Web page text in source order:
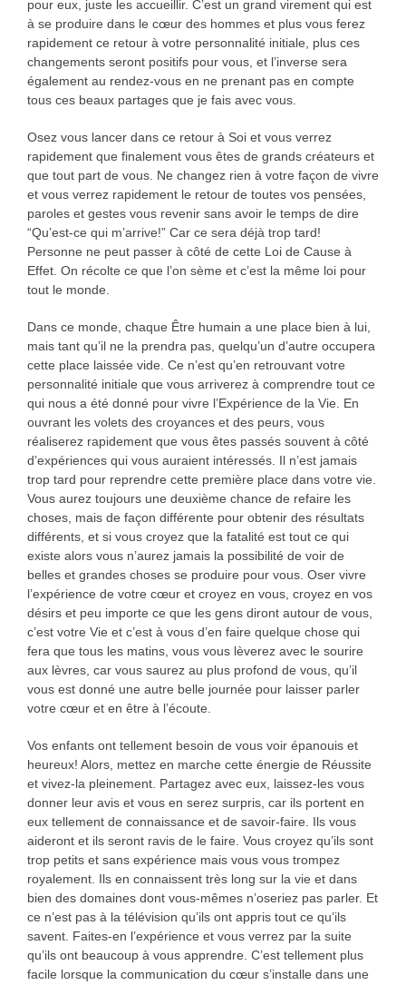
pour eux, juste les accueillir. C’est un grand virement qui est
à se produire dans le cœur des hommes et plus vous ferez
rapidement ce retour à votre personnalité initiale, plus ces
changements seront positifs pour vous, et l’inverse sera
également au rendez-vous en ne prenant pas en compte
tous ces beaux partages que je fais avec vous.
Osez vous lancer dans ce retour à Soi et vous verrez
rapidement que finalement vous êtes de grands créateurs et
que tout part de vous. Ne changez rien à votre façon de vivre
et vous verrez rapidement le retour de toutes vos pensées,
paroles et gestes vous revenir sans avoir le temps de dire
“Qu’est-ce qui m’arrive!” Car ce sera déjà trop tard!
Personne ne peut passer à côté de cette Loi de Cause à
Effet. On récolte ce que l’on sème et c’est la même loi pour
tout le monde.
Dans ce monde, chaque Être humain a une place bien à lui,
mais tant qu’il ne la prendra pas, quelqu’un d’autre occupera
cette place laissée vide. Ce n’est qu’en retrouvant votre
personnalité initiale que vous arriverez à comprendre tout ce
qui nous a été donné pour vivre l’Expérience de la Vie. En
ouvrant les volets des croyances et des peurs, vous
réaliserez rapidement que vous êtes passés souvent à côté
d’expériences qui vous auraient intéressés. Il n’est jamais
trop tard pour reprendre cette première place dans votre vie.
Vous aurez toujours une deuxième chance de refaire les
choses, mais de façon différente pour obtenir des résultats
différents, et si vous croyez que la fatalité est tout ce qui
existe alors vous n’aurez jamais la possibilité de voir de
belles et grandes choses se produire pour vous. Oser vivre
l’expérience de votre cœur et croyez en vous, croyez en vos
désirs et peu importe ce que les gens diront autour de vous,
c’est votre Vie et c’est à vous d’en faire quelque chose qui
fera que tous les matins, vous vous lèverez avec le sourire
aux lèvres, car vous saurez au plus profond de vous, qu’il
vous est donné une autre belle journée pour laisser parler
votre cœur et en être à l’écoute.
Vos enfants ont tellement besoin de vous voir épanouis et
heureux! Alors, mettez en marche cette énergie de Réussite
et vivez-la pleinement. Partagez avec eux, laissez-les vous
donner leur avis et vous en serez surpris, car ils portent en
eux tellement de connaissance et de savoir-faire. Ils vous
aideront et ils seront ravis de le faire. Vous croyez qu’ils sont
trop petits et sans expérience mais vous vous trompez
royalement. Ils en connaissent très long sur la vie et dans
bien des domaines dont vous-mêmes n’oseriez pas parler. Et
ce n’est pas à la télévision qu’ils ont appris tout ce qu’ils
savent. Faites-en l’expérience et vous verrez par la suite
qu’ils ont beaucoup à vous apprendre. C’est tellement plus
facile lorsque la communication du cœur s’installe dans une